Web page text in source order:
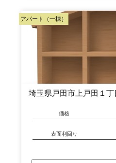
アパート（一棟）
埼玉県戸田市上戸田１丁
価格
表面利回り